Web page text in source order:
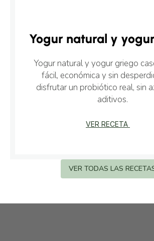
Yogur natural y
Yogur natural y yogur griego
fácil, económica y sin
disfrutar un probiótico real, sin
aditivos.
VER RECETA
VER TODAS LAS